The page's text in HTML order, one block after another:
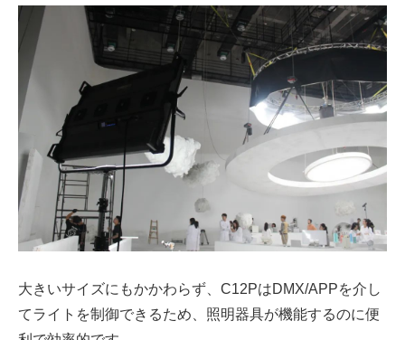
大きいサイズにもかかわらず、C12PはDMX/APPを介し
てライトを制御できるため、照明器具が機能するのに便